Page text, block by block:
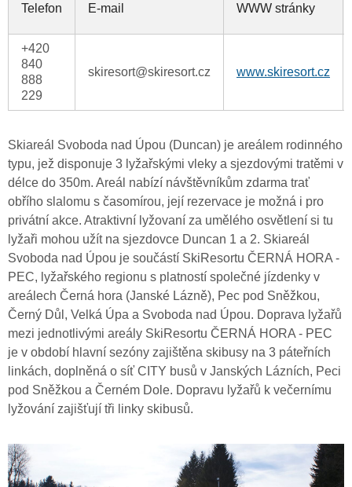
Telefon E-mail WWW stránky
+420
840
888
229
skiresort@skiresort.cz www.skiresort.cz
Skiareál Svoboda nad Úpou (Duncan) je areálem rodinného
typu, jež disponuje 3 lyžařskými vleky a sjezdovými tratěmi v
délce do 350m. Areál nabízí návštěvníkům zdarma trať
obřího slalomu s časomírou, její rezervace je možná i pro
privátní akce. Atraktivní lyžovaní za umělého osvětlení si tu
lyžaři mohou užít na sjezdovce Duncan 1 a 2. Skiareál
Svoboda nad Úpou je součástí SkiResortu ČERNÁ HORA -
PEC, lyžařského regionu s platností společné jízdenky v
areálech Černá hora (Janské Lázně), Pec pod Sněžkou,
Černý Důl, Velká Úpa a Svoboda nad Úpou. Doprava lyžařů
mezi jednotlivými areály SkiResortu ČERNÁ HORA - PEC
je v období hlavní sezóny zajištěna skibusy na 3 páteřních
linkách, doplněná o síť CITY busů v Janských Lázních, Peci
pod Sněžkou a Černém Dole. Dopravu lyžařů k večernímu
lyžování zajišťují tři linky skibusů.